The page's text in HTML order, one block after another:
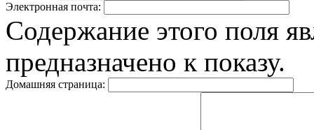
Электронная почта:
Содержание этого поля
предназначено к показу.
Домашняя страница: